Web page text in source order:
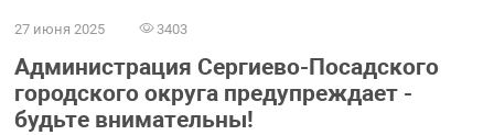
27 июня 2025 3403
Администрация Сергиево-Посадского
городского округа предупреждает -
будьте внимательны!